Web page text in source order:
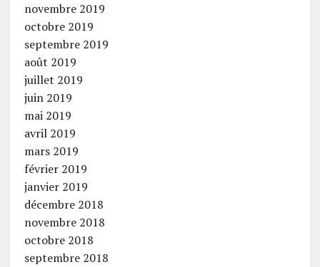
novembre 2019
octobre 2019
septembre 2019
août 2019
juillet 2019
juin 2019
mai 2019
avril 2019
mars 2019
février 2019
janvier 2019
décembre 2018
novembre 2018
octobre 2018
septembre 2018